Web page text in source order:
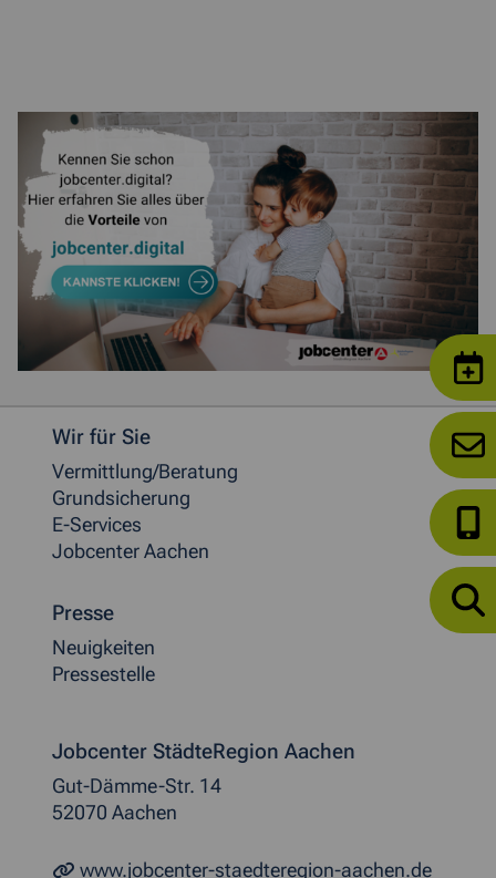
Weitere allgemeine Informationen
Wir für Sie
Vermittlung/Beratung
Grundsicherung
E-Services
Jobcenter Aachen
Presse
Neuigkeiten
Pressestelle
Jobcenter StädteRegion Aachen
Gut-Dämme-Str. 14
52070 Aachen
www.jobcenter-staedteregion-aachen.de